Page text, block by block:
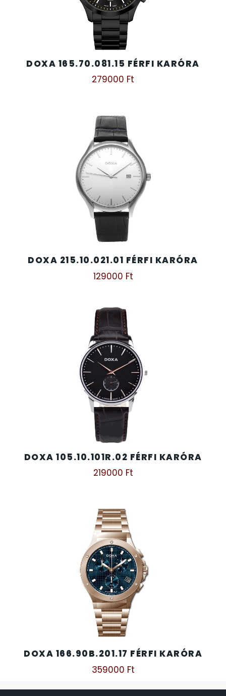
DOXA 165.70.081.15 FÉRFI KARÓRA
279000 Ft
DOXA 215.10.021.01 FÉRFI KARÓRA
129000 Ft
DOXA 105.10.101R.02 FÉRFI KARÓRA
219000 Ft
DOXA 166.90B.201.17 FÉRFI KARÓRA
359000 Ft